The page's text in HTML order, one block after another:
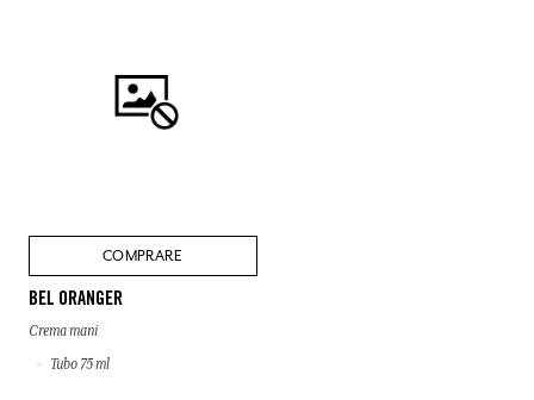
COMPRARE
BEL ORANGER
Crema mani
Tubo 75 ml